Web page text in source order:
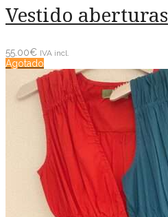
Vestido aberturas
55.00€ IVA incl.
Agotado